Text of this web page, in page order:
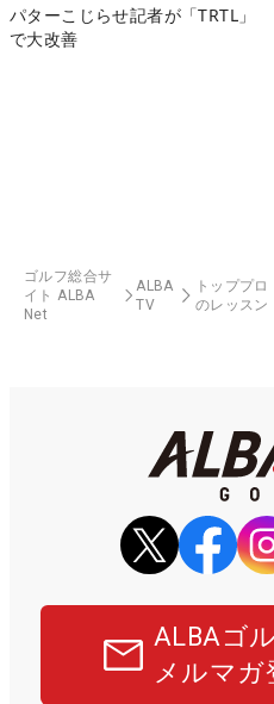
パターこじらせ記者が「TRTL」
で大改善
ゴルフ総合サ
イト ALBA
Net
ALBA
TV
トッププロ
のレッスン
ALBAゴ
メルマガ